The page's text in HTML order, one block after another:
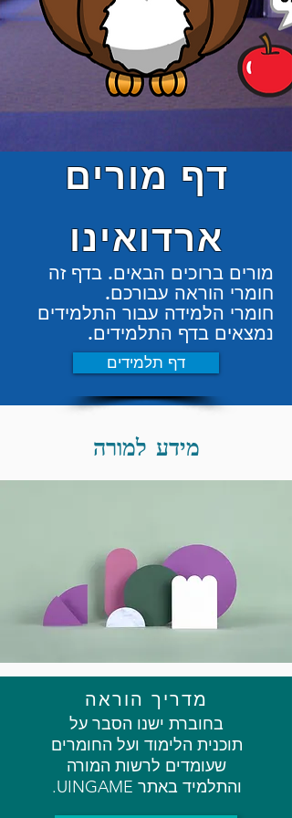
דף מורים
ארדואינו
מורים ברוכים הבאים. בדף זה
חומרי הוראה עבורכם.
חומרי הלמידה עבור התלמידים
נמצאים בדף התלמידים.
דף תלמידים
מידע למורה
מדריך הוראה
בחוברת ישנו הסבר על
תוכנית הלימוד ועל החומרים
שעומדים לרשות המורה
והתלמיד באתר UINGAME.